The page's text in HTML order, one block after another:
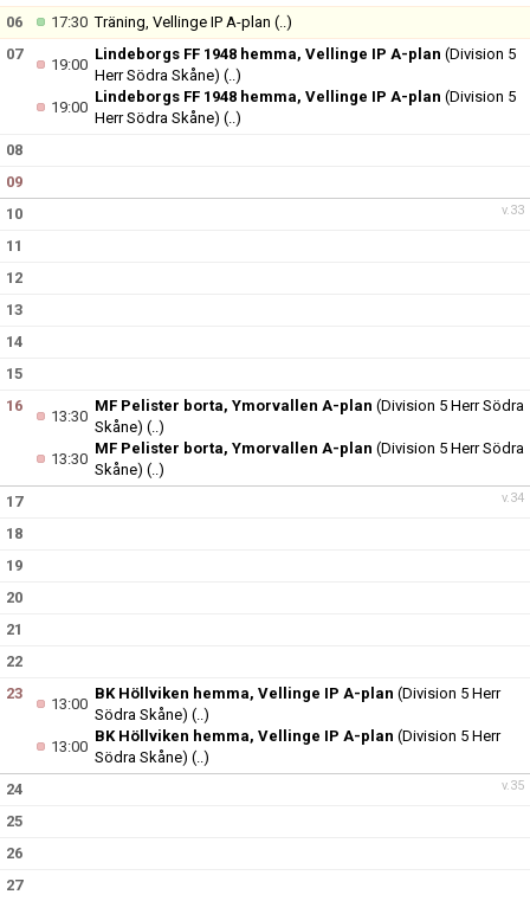
06
17:30Träning, Vellinge IP A-plan (..)
07
19:00
Lindeborgs FF 1948 hemma, Vellinge IP A-plan (Division 5
Herr Södra Skåne) (..)
19:00
Lindeborgs FF 1948 hemma, Vellinge IP A-plan (Division 5
Herr Södra Skåne) (..)
08
09
v.33
10
11
12
13
14
15
16
13:30
MF Pelister borta, Ymorvallen A-plan (Division 5 Herr Södra
Skåne) (..)
13:30
MF Pelister borta, Ymorvallen A-plan (Division 5 Herr Södra
Skåne) (..)
v.34
17
18
19
20
21
22
23
13:00
BK Höllviken hemma, Vellinge IP A-plan (Division 5 Herr
Södra Skåne) (..)
13:00
BK Höllviken hemma, Vellinge IP A-plan (Division 5 Herr
Södra Skåne) (..)
v.35
24
25
26
27